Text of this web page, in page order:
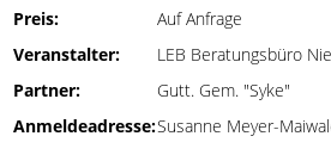
Preis:
Auf Anfrage
Veranstalter:
LEB Beratungsbüro
Partner:
Gutt. Gem. "Syke"
Anmeldeadresse:Susanne Meyer-